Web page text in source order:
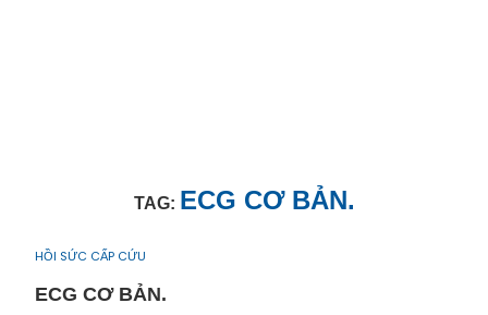
TAG: ECG CƠ BẢN.
HỒI SỨC CẤP CỨU
ECG CƠ BẢN.